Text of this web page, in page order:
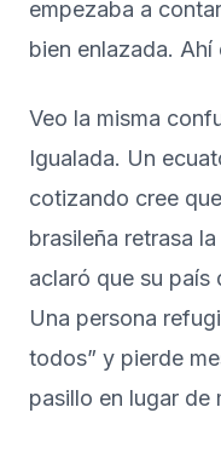
empezaba a
bien enlazada.
Veo la misma
Igualada. Un
cotizando cree
brasileña retrasa
aclaró que su país
Una persona
todos” y pierde
pasillo en lugar de